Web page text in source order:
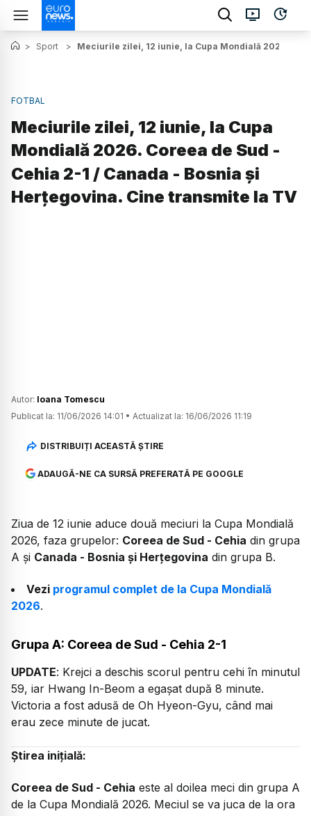
> Sport > Meciurile zilei, 12 iunie, la Cupa Mondială 2026.
FOTBAL
Meciurile zilei, 12 iunie, la Cupa
Mondială 2026. Coreea de Sud -
Cehia 2-1 / Canada - Bosnia și
Herțegovina. Cine transmite la TV
Autor: Ioana Tomescu
Publicat la: 11/06/2026 14:01 • Actualizat la: 16/06/2026 11:19
DISTRIBUIȚI ACEASTĂ ȘTIRE
ADAUGĂ-NE CA SURSĂ PREFERATĂ PE GOOGLE
Ziua de 12 iunie aduce două meciuri la Cupa Mondială
2026, faza grupelor: Coreea de Sud - Cehia din grupa
A și Canada - Bosnia și Herțegovina din grupa B.
Vezi programul complet de la Cupa Mondială
2026.
Grupa A: Coreea de Sud - Cehia 2-1
UPDATE: Krejci a deschis scorul pentru cehi în minutul
59, iar Hwang In-Beom a egașat după 8 minute.
Victoria a fost adusă de Oh Hyeon-Gyu, când mai
erau zece minute de jucat.
Știrea inițială:
Coreea de Sud - Cehia este al doilea meci din grupa A
de la Cupa Mondială 2026. Meciul se va juca de la ora